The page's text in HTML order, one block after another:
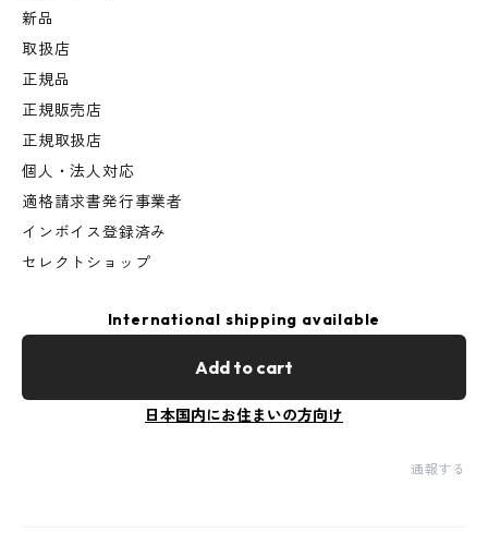
新品
取扱店
正規品
正規販売店
正規取扱店
個人・法人対応
適格請求書発行事業者
インボイス登録済み
セレクトショップ
International shipping available
Add to cart
日本国内にお住まいの方向け
通報する